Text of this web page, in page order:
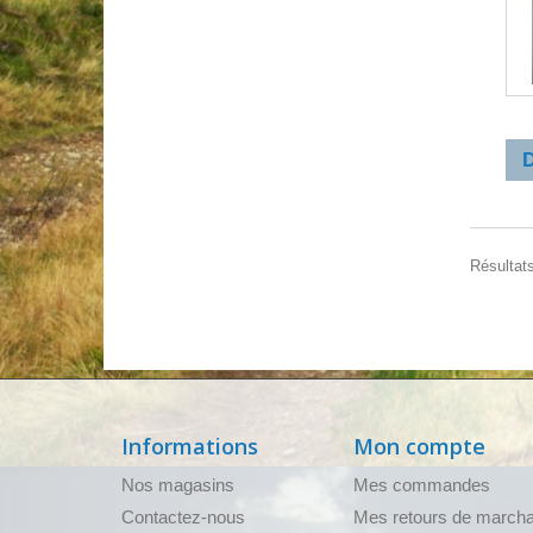
Informations
Nos magasins
Contactez-nous
Mon compte
Mes commandes
Mes retours de